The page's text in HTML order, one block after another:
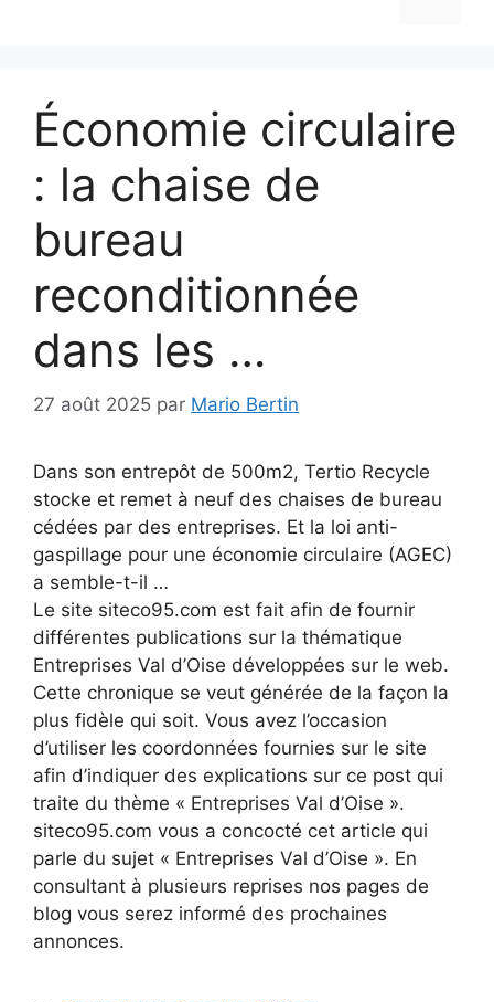
Économie circulaire
: la chaise de
bureau
reconditionnée
dans les …
27 août 2025 par Mario Bertin
Dans son entrepôt de 500m2, Tertio Recycle
stocke et remet à neuf des chaises de bureau
cédées par des entreprises. Et la loi anti-
gaspillage pour une économie circulaire (AGEC)
a semble-t-il …
Le site siteco95.com est fait afin de fournir
différentes publications sur la thématique
Entreprises Val d’Oise développées sur le web.
Cette chronique se veut générée de la façon la
plus fidèle qui soit. Vous avez l’occasion
d’utiliser les coordonnées fournies sur le site
afin d’indiquer des explications sur ce post qui
traite du thème « Entreprises Val d’Oise ».
siteco95.com vous a concocté cet article qui
parle du sujet « Entreprises Val d’Oise ». En
consultant à plusieurs reprises nos pages de
blog vous serez informé des prochaines
annonces.